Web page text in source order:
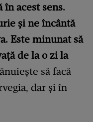
în acest sens.
și ne încântă
Este minunat să
de la o zi la
să facă
dar și în